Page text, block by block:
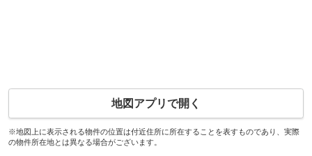
地図アプリで開く
※地図上に表示される物件の位置は付近住所に所在することを表すものであり、実際
の物件所在地とは異なる場合がございます。